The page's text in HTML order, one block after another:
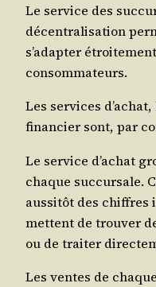
Le ser­vice des
décen­tra­li­sa­tion
s’adapter
consommateurs.
Les ser­vices
finan­cier sont, par
Le ser­vice d’achat
chaque suc­cur­sale.
aus­si­tôt des
mettent de trou­ver
ou de trai­ter
Les ventes de